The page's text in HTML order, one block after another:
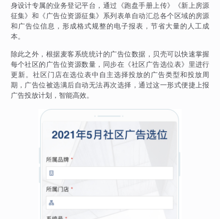
身设计专属的业务登记平台，通过《跑盘手册上传》《新上房源
征集》和《广告位资源征集》系列表单自动汇总各个区域的房源
和广告位信息，形成格式规整的电子报表，节省大量的人工成
本。
除此之外，根据麦客系统统计的广告位数据，贝壳可以快速掌握
每个社区的广告位资源数量，同步在《社区广告选位表》里进行
更新。社区门店在选位表中自主选择投放的广告类型和投放周
期，广告位被选满后自动无法再次选择，通过这一形式便捷上报
广告投放计划，智能高效。